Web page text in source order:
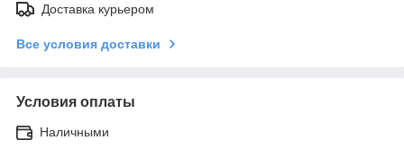
Доставка курьером
Все условия доставки
Условия оплаты
Наличными